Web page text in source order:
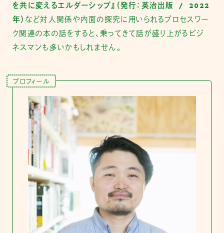
を共に変えるエルダーシップ』（発行：英治出版 / 2022
年） など対人関係や内面の探究に用いられるプロセスワー
ク関連の本の話をすると、乗ってきて話が盛り上がるビジ
ネスマンも多いかもしれません。
プロフィール